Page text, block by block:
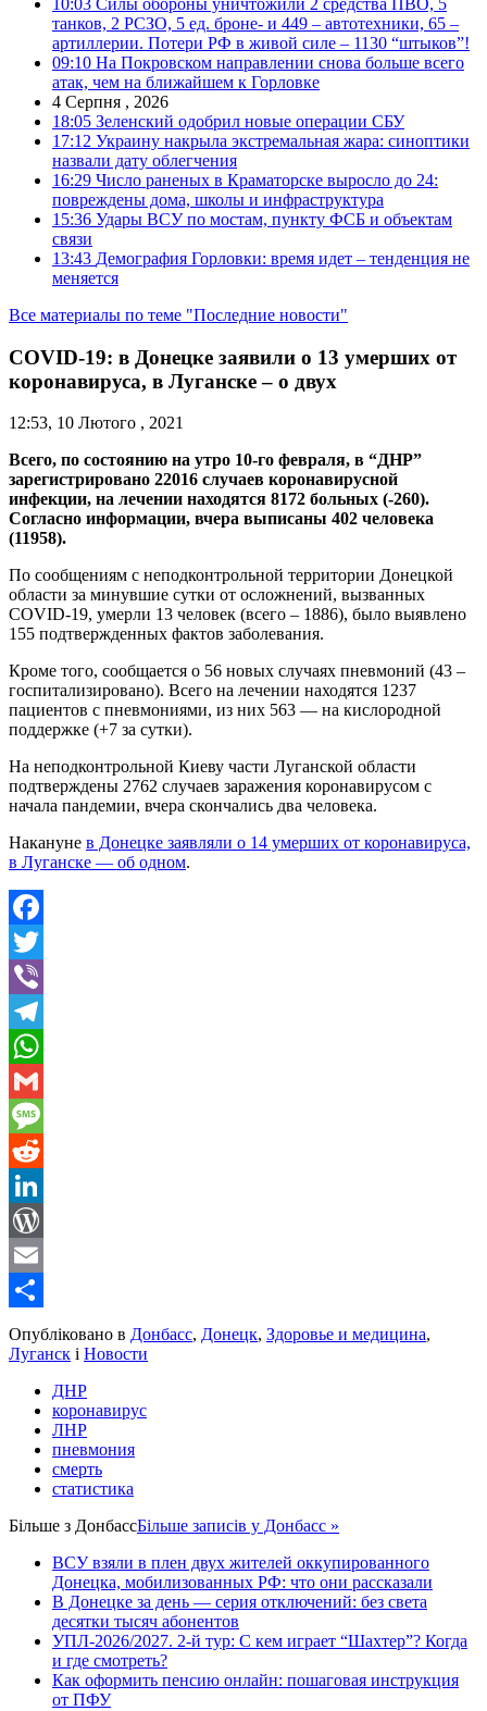
танков, 2 РСЗО, 5 ед. броне- и 449 – автотехники, 65 –
артиллерии. Потери РФ в живой силе – 1130 “штыков”!
09:10 На Покровском направлении снова больше всего
атак, чем на ближайшем к Горловке
4 Серпня , 2026
18:05 Зеленский одобрил новые операции СБУ
17:12 Украину накрыла экстремальная жара: синоптики
назвали дату облегчения
16:29 Число раненых в Краматорске выросло до 24:
повреждены дома, школы и инфраструктура
15:36 Удары ВСУ по мостам, пункту ФСБ и объектам
связи
13:43 Демография Горловки: время идет – тенденция не
меняется
Все материалы по теме "Последние новости"
COVID-19: в Донецке заявили о 13 умерших от
коронавируса, в Луганске – о двух
12:53, 10 Лютого , 2021
Всего, по состоянию на утро 10-го февраля, в “ДНР”
зарегистрировано 22016 случаев коронавирусной
инфекции, на лечении находятся 8172 больных (-260).
Согласно информации, вчера выписаны 402 человека
(11958).
По сообщениям с неподконтрольной территории Донецкой
области за минувшие сутки от осложнений, вызванных
COVID-19, умерли 13 человек (всего – 1886), было выявлено
155 подтвержденных фактов заболевания.
Кроме того, сообщается о 56 новых случаях пневмоний (43 –
госпитализировано). Всего на лечении находятся 1237
пациентов с пневмониями, из них 563 — на кислородной
поддержке (+7 за сутки).
На неподконтрольной Киеву части Луганской области
подтверждены 2762 случаев заражения коронавирусом с
начала пандемии, вчера скончались два человека.
Накануне в Донецке заявляли о 14 умерших от коронавируса,
в Луганске — об одном.
Facebook
Twitter
Viber
Telegram
WhatsApp
Gmail
Message
Reddit
LinkedIn
WordPress
Email
Share
Опубліковано в Донбасс, Донецк, Здоровье и медицина,
Луганск і Новости
ДНР
коронавирус
ЛНР
пневмония
смерть
статистика
Більше з ДонбассБільше записів у Донбасс »
ВСУ взяли в плен двух жителей оккупированного
Донецка, мобилизованных РФ: что они рассказали
В Донецке за день — серия отключений: без света
десятки тысяч абонентов
УПЛ-2026/2027. 2-й тур: С кем играет “Шахтер”? Когда
и где смотреть?
Как оформить пенсию онлайн: пошаговая инструкция
от ПФУ